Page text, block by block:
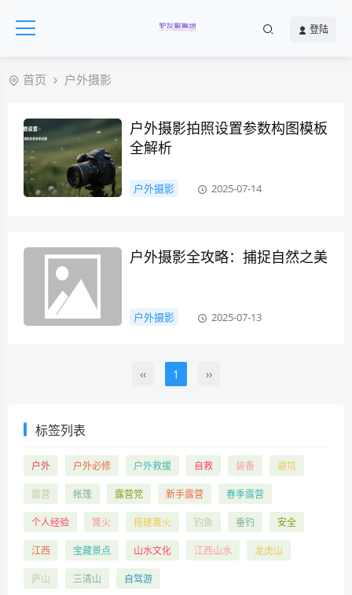
登陆
首页 户外摄影
户外摄影拍照设置参数构图模板
全解析
户外摄影 2025-07-14
户外摄影全攻略：捕捉自然之美
户外摄影 2025-07-13
‹‹ 1 ››
标签列表
户外 户外必修 户外救援 自救 装备 避坑
露营 帐篷 露营党 新手露营 春季露营
个人经验 篝火 搭建篝火 钓鱼 垂钓 安全
江西 宝藏景点 山水文化 江西山水 龙虎山
庐山 三清山 自驾游